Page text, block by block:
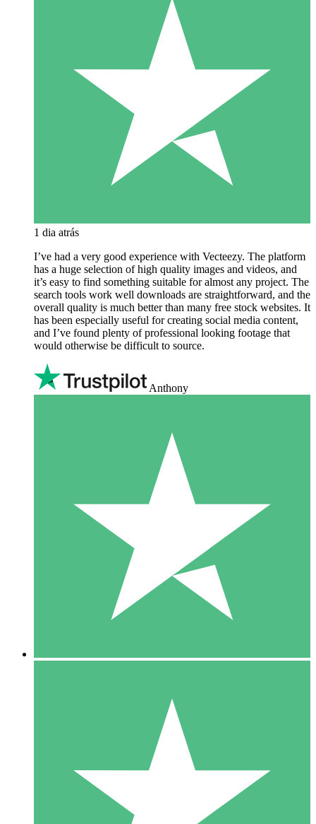
1 dia atrás
I’ve had a very good experience with Vecteezy. The platform
has a huge selection of high quality images and videos, and
it’s easy to find something suitable for almost any project. The
search tools work well downloads are straightforward, and the
overall quality is much better than many free stock websites. It
has been especially useful for creating social media content,
and I’ve found plenty of professional looking footage that
would otherwise be difficult to source.
Anthony